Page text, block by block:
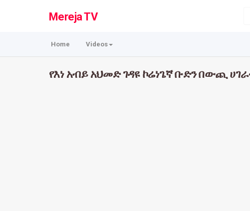
Mereja TV
Home Videos
የእነ አብይ አህመድ ገዳዩ ኮሬነጌኛ ቡድን በውጪ